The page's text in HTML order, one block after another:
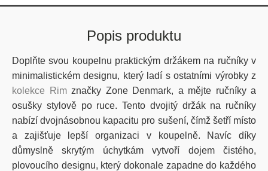
Popis produktu
Doplňte svou koupelnu praktickým držákem na ručníky v
minimalistickém designu, který ladí s ostatními výrobky z
kolekce Rimznačky Zone Denmark, a mějte ručníky a
osušky stylově po ruce. Tento dvojitý držák na ručníky
nabízí dvojnásobnou kapacitu pro sušení, čímž šetří místo
a zajišťuje lepší organizaci v koupelně. Navíc díky
důmyslně skrytým úchytkám vytvoří dojem čistého,
plovoucího designu, který dokonale zapadne do každého